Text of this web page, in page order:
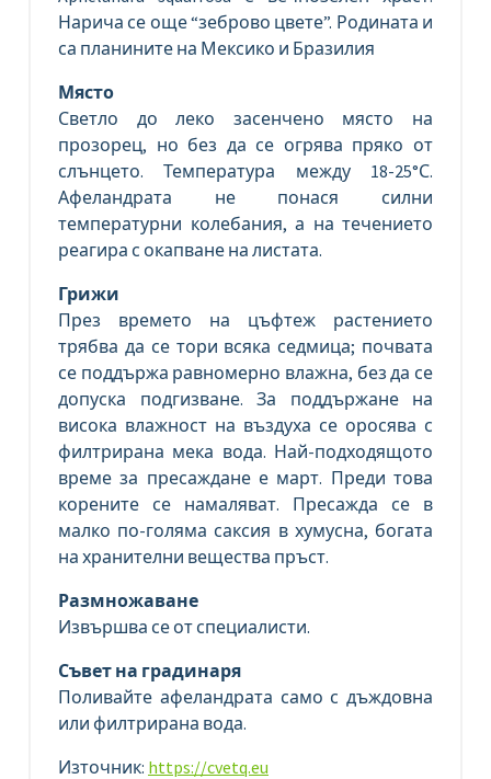
Нарича се още “зеброво цвете”. Родината и
са планините на Мексико и Бразилия
Място
Светло до леко засенчено място на
прозорец, но без да се огрява пряко от
слънцето. Температура между 18-25°С.
Афеландрата не понася силни
температурни колебания, а на течението
реагира с окапване на листата.
Грижи
През времето на цъфтеж растението
трябва да се тори всяка седмица; почвата
се поддържа равномерно влажна, без да се
допуска подгизване. За поддържане на
висока влажност на въздуха се оросява с
филтрирана мека вода. Най-подходящото
време за пресаждане е март. Преди това
корените се намаляват. Пресажда се в
малко по-голяма саксия в хумусна, богата
на хранителни вещества пръст.
Размножаване
Извършва се от специалисти.
Съвет на градинаря
Поливайте афеландрата само с дъждовна
или филтрирана вода.
Източник: https://cvetq.eu